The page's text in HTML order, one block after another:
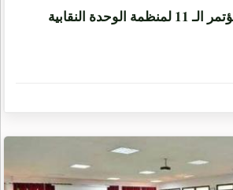
باماكو| ﺍﻓﺘﺘﺎﺡ ﺍﻟﻤﺆﺗﻤﺮ ﺍﻟـ 11 ﻟﻤﻨﻈﻤﺔ ﺍﻟﻮﺣﺪﺓ ﺍﻟﻨﻘﺎبية